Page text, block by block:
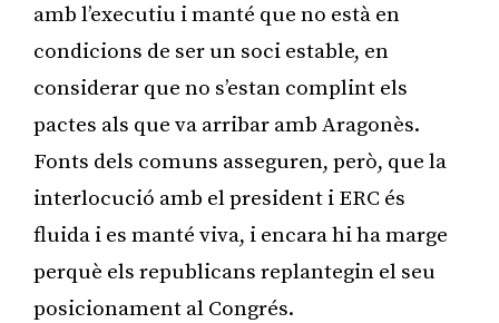
amb l’executiu i manté que no està en
condicions de ser un soci estable, en
considerar que no s’estan complint els
pactes als que va arribar amb Aragonès.
Fonts dels comuns asseguren, però, que la
interlocució amb el president i ERC és
fluida i es manté viva, i encara hi ha marge
perquè els republicans replantegin el seu
posicionament al Congrés.